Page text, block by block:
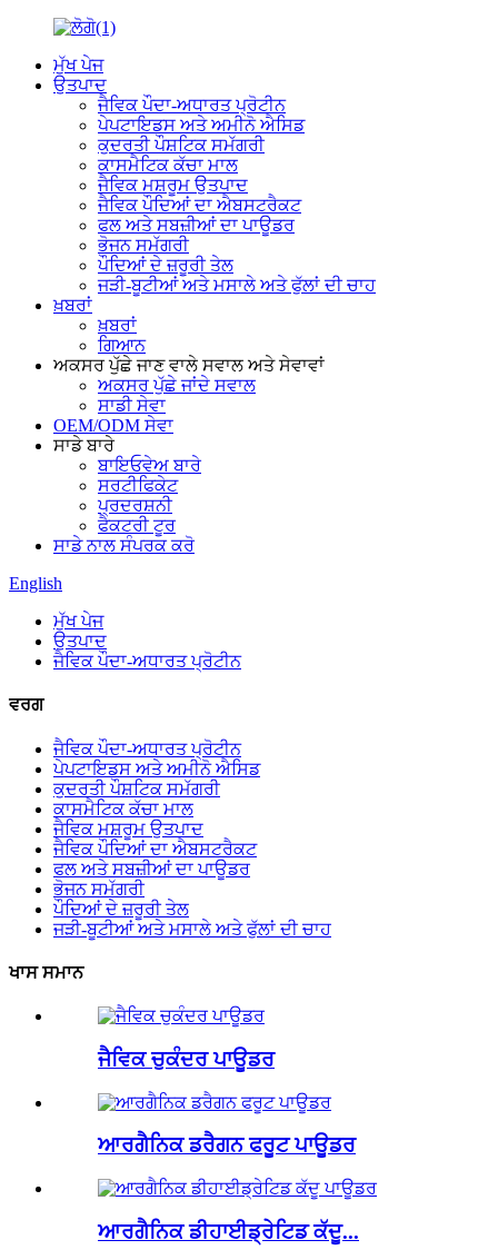
ਮੁੱਖ ਪੇਜ
ਉਤਪਾਦ
ਜੈਵਿਕ ਪੌਦਾ-ਅਧਾਰਤ ਪ੍ਰੋਟੀਨ
ਪੇਪਟਾਇਡਸ ਅਤੇ ਅਮੀਨੋ ਐਸਿਡ
ਕੁਦਰਤੀ ਪੌਸ਼ਟਿਕ ਸਮੱਗਰੀ
ਕਾਸਮੈਟਿਕ ਕੱਚਾ ਮਾਲ
ਜੈਵਿਕ ਮਸ਼ਰੂਮ ਉਤਪਾਦ
ਜੈਵਿਕ ਪੌਦਿਆਂ ਦਾ ਐਬਸਟਰੈਕਟ
ਫਲ ਅਤੇ ਸਬਜ਼ੀਆਂ ਦਾ ਪਾਊਡਰ
ਭੋਜਨ ਸਮੱਗਰੀ
ਪੌਦਿਆਂ ਦੇ ਜ਼ਰੂਰੀ ਤੇਲ
ਜੜੀ-ਬੂਟੀਆਂ ਅਤੇ ਮਸਾਲੇ ਅਤੇ ਫੁੱਲਾਂ ਦੀ ਚਾਹ
ਖ਼ਬਰਾਂ
ਖ਼ਬਰਾਂ
ਗਿਆਨ
ਅਕਸਰ ਪੁੱਛੇ ਜਾਣ ਵਾਲੇ ਸਵਾਲ ਅਤੇ ਸੇਵਾਵਾਂ
ਅਕਸਰ ਪੁੱਛੇ ਜਾਂਦੇ ਸਵਾਲ
ਸਾਡੀ ਸੇਵਾ
OEM/ODM ਸੇਵਾ
ਸਾਡੇ ਬਾਰੇ
ਬਾਇਓਵੇਅ ਬਾਰੇ
ਸਰਟੀਫਿਕੇਟ
ਪ੍ਰਦਰਸ਼ਨੀ
ਫੈਕਟਰੀ ਟੂਰ
ਸਾਡੇ ਨਾਲ ਸੰਪਰਕ ਕਰੋ
English
ਮੁੱਖ ਪੇਜ
ਉਤਪਾਦ
ਜੈਵਿਕ ਪੌਦਾ-ਅਧਾਰਤ ਪ੍ਰੋਟੀਨ
ਵਰਗ
ਜੈਵਿਕ ਪੌਦਾ-ਅਧਾਰਤ ਪ੍ਰੋਟੀਨ
ਪੇਪਟਾਇਡਸ ਅਤੇ ਅਮੀਨੋ ਐਸਿਡ
ਕੁਦਰਤੀ ਪੌਸ਼ਟਿਕ ਸਮੱਗਰੀ
ਕਾਸਮੈਟਿਕ ਕੱਚਾ ਮਾਲ
ਜੈਵਿਕ ਮਸ਼ਰੂਮ ਉਤਪਾਦ
ਜੈਵਿਕ ਪੌਦਿਆਂ ਦਾ ਐਬਸਟਰੈਕਟ
ਫਲ ਅਤੇ ਸਬਜ਼ੀਆਂ ਦਾ ਪਾਊਡਰ
ਭੋਜਨ ਸਮੱਗਰੀ
ਪੌਦਿਆਂ ਦੇ ਜ਼ਰੂਰੀ ਤੇਲ
ਜੜੀ-ਬੂਟੀਆਂ ਅਤੇ ਮਸਾਲੇ ਅਤੇ ਫੁੱਲਾਂ ਦੀ ਚਾਹ
ਖਾਸ ਸਮਾਨ
ਜੈਵਿਕ ਚੁਕੰਦਰ ਪਾਊਡਰ
ਆਰਗੈਨਿਕ ਡਰੈਗਨ ਫਰੂਟ ਪਾਊਡਰ
ਆਰਗੈਨਿਕ ਡੀਹਾਈਡ੍ਰੇਟਿਡ ਕੱਦੂ...